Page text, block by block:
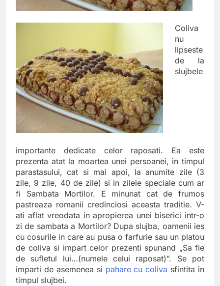
Coliva
nu
lipseste
de la
slujbele
importante dedicate celor raposati. Ea este
prezenta atat la moartea unei persoanei, in timpul
parastasului, cat si mai apoi, la anumite zile (3
zile, 9 zile, 40 de zile) si in zilele speciale cum ar
fi Sambata Mortilor. E minunat cat de frumos
pastreaza romanii credinciosi aceasta traditie. V-
ati aflat vreodata in apropierea unei biserici intr-o
zi de sambata a Mortilor? Dupa slujba, oamenii ies
cu cosurile in care au pusa o farfurie sau un platou
de coliva si impart celor prezenti spunand „Sa fie
de sufletul lui…(numele celui raposat)”. Se pot
imparti de asemenea si pahare cu coliva sfintita in
timpul slujbei.